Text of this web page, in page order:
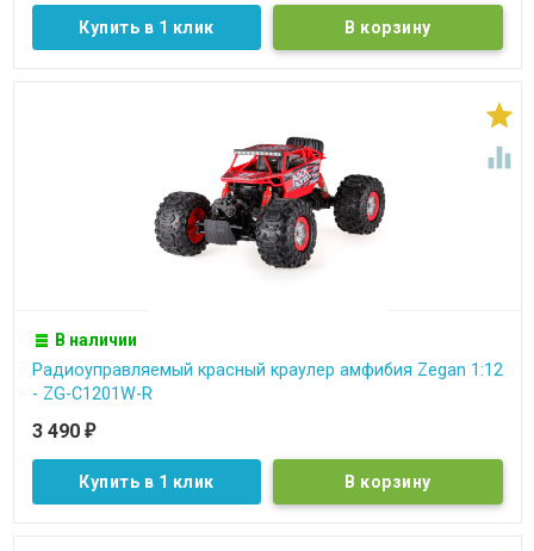
Купить в 1 клик


В наличии
Радиоуправляемый красный краулер амфибия Zegan 1:12
- ZG-C1201W-R
3 490 ₽
Купить в 1 клик